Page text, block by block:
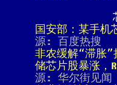
国安部：某手机
源: 百度热搜
非农缓解“滞胀”
储芯片股暴涨，
源: 华尔街见闻